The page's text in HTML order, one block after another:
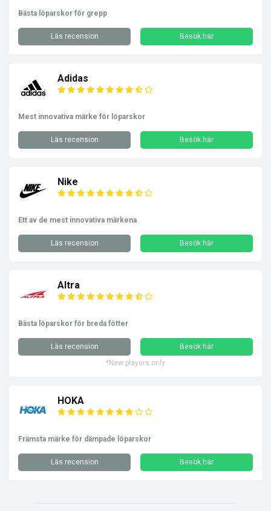
Bästa löparskor för grepp
Läs recension Besök här
Adidas
Mest innovativa märke för löparskor
Läs recension Besök här
Nike
Ett av de mest innovativa märkena
Läs recension Besök här
Altra
Bästa löparskor för breda fötter
Läs recension
Besök här
*New players only
HOKA
Främsta märke för dämpade löparskor
Läs recension Besök här